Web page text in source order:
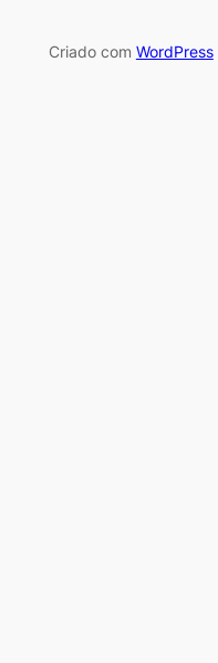
Criado com WordPress